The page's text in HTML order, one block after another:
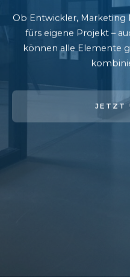
Ob Entwickler, Marketing
fürs eigene Projekt –
können alle Elemente
JETZT